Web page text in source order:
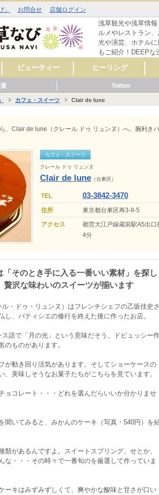
」 お問合せ 店舗ログイン
浅草観光や浅草情
ルメやレストラン
光や演芸、ホテル
もご紹介！DEEPな
ビューティー ヒーリング
リラクゼーション
リンパマッサージ
タイ式マッサージ
アロママッサージ
グルメ
ビューティ
ヒーリング
■■ グルメ
ショッピング
レジャー
サービス
グルメ
ショッピング
スクール
サービス
グルメ
ショッピング
レジャー
サービス
グルメ
ビューティ
スクール
サービス
Twitter
カフェ・スイーツ Clair de lune
、Clair de lune（クレール ドゥ リュンヌ）へ。腕利き
カフェ・スイーツ
クレール ドゥ リュンヌ
Clair de lune （台東区）
TEL 03-3842-3470
住所
東京都台東区寿3-8-5
アクセス
都営大江戸線蔵前駅A5出
4分
そのとき手に入る一番いい素材」を探し
贅沢な味わいのスイーツが揃います
・ドゥ・リュンヌ）はフレンチシェフの乙坂佳史さ
し、パティシエの修行を終えた後に作ったお店。
語で「月の光」という意味だそう。ドビュッシー
のものがあります。
が動き回り活気があります。そしてショーケースの
、美味しそうなお菓子たちがこちらを見ています。
ョコレート・・・どれを選んだらいいか分かりませ
聞いてみると、みかんのケーキ（写真・540円）を
類があるんですよ。スイートスプリング、‎せとか、
な・・・その時々で一番旬のを厳選して作っていま
ーキはみずみずしくて、爽やかな酸味と甘さが口い